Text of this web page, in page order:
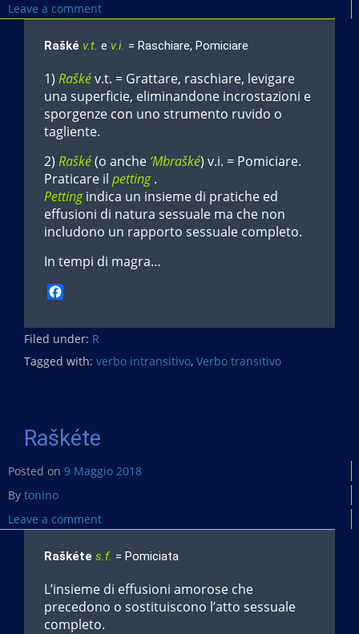
Leave a comment
Rašké v.t. e v.i. = Raschiare, Pomiciare
1) Raškév.t. = Grattare, raschiare, levigare
una superficie, eliminandone incrostazioni e
sporgenze con uno strumento ruvido o
tagliente.
2) Rašké(o anche ‘Mbrašké) v.i. = Pomiciare.
Praticare il petting.
Pettingindica un insieme di pratiche ed
effusioni di natura sessuale ma che non
includono un rapporto sessuale completo.
In tempi di magra…
c
e
b
Filed under: R
Tagged with: verbo intransitivo, Verbo transitivo
Raškéte
Posted on 9 Maggio 2018
By tonino
Leave a comment
Raškéte s.f. = Pomiciata
L’insieme di effusioni amorose che
precedono o sostituiscono l’atto sessuale
completo.